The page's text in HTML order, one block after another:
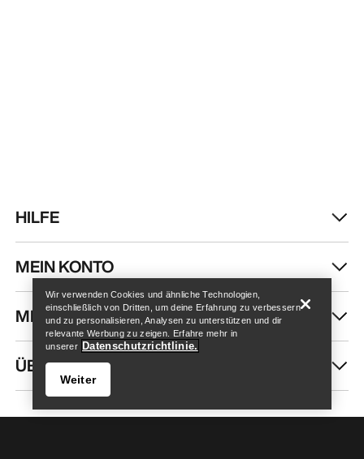
Store finden Help
HILFE
MEIN KONTO
MEHR SHOPPEN
ÜBER UNS
Wir verwenden Cookies und ähnliche Technologien,
einschließlich von Dritten, um deine Erfahrung zu verbessern
und zu personalisieren, Analysen zu unterstützen und dir
relevante Werbung zu zeigen. Erfahre mehr in
unserer Datenschutzrichtlinie.
Weiter